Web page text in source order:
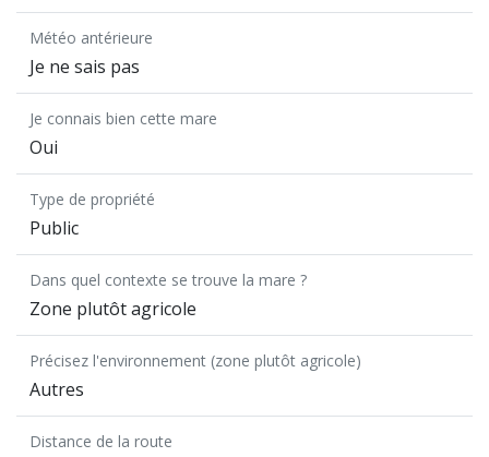
Météo antérieure
Je ne sais pas
Je connais bien cette mare
Oui
Type de propriété
Public
Dans quel contexte se trouve la mare ?
Zone plutôt agricole
Précisez l'environnement (zone plutôt agricole)
Autres
Distance de la route